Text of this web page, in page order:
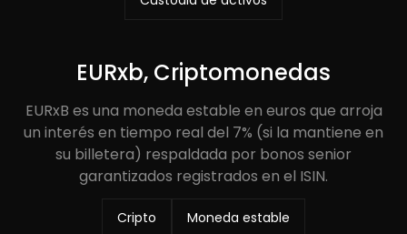
EURxb, Criptomonedas
EURxB es una moneda estable en euros que arroja
un interés en tiempo real del 7% (si la mantiene en
su billetera) respaldada por bonos senior
garantizados registrados en el ISIN.
Cripto Moneda estable